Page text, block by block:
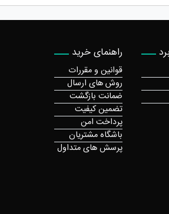
راهنمای خرید
قوانین و مقررات
روش های ارسال
ضمانت بازگشت
تضمین کیفیت
پرداخت امن
باشگاه مشتریان
پرسش های متداول